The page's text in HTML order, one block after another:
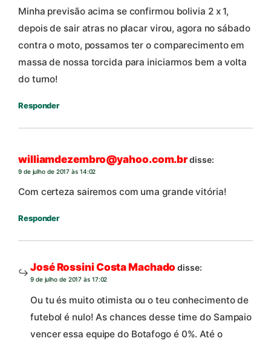
Minha previsão acima se confirmou bolivia 2 x 1,
depois de sair atras no placar virou, agora no sábado
contra o moto, possamos ter o comparecimento em
massa de nossa torcida para iniciarmos bem a volta
do turno!
Responder
williamdezembro@yahoo.com.brdisse:
9 de julho de 2017 às 14:02
Com certeza sairemos com uma grande vitória!
Responder
José Rossini Costa Machado disse:
9 de julho de 2017 às 17:02
Ou tu és muito otimista ou o teu conhecimento de
futebol é nulo! As chances desse time do Sampaio
vencer essa equipe do Botafogo é 0%. Até o